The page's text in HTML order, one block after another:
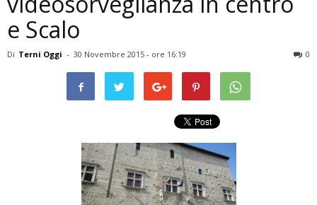
e Scalo
Di Terni Oggi - 30 Novembre 2015 - ore 16:19 0